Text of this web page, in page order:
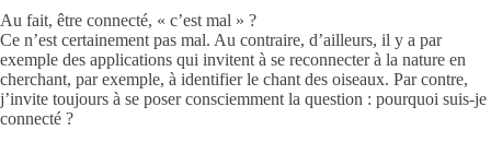
Au fait, être connecté, « c’est mal » ?
Ce n’est certainement pas mal. Au contraire, d’ailleurs, il y a par
exemple des applications qui invitent à se reconnecter à la nature en
cherchant, par exemple, à identifier le chant des oiseaux. Par contre,
j’invite toujours à se poser consciemment la question : pourquoi suis-je
connecté ?